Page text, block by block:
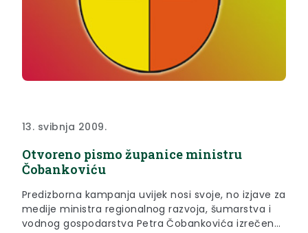
13. svibnja 2009.
Otvoreno pismo županice ministru
Čobankoviću
Predizborna kampanja uvijek nosi svoje, no izjave za
medije ministra regionalnog razvoja, šumarstva i
vodnog gospodarstva Petra Čobankovića izrečene